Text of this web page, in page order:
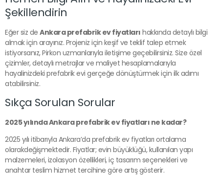
Şekillendirin
Eğer siz de Ankara prefabrik ev fiyatları hakkında detaylı bilgi
almak için arayınız. Projeniz için keşif ve teklif talep etmek
istiyorsanız, Pirkon uzmanlarıyla iletişime geçebilirsiniz. Size özel
çizimler, detaylı metrajlar ve maliyet hesaplamalarıyla
hayalinizdeki prefabrik evi gerçeğe dönüştürmek için ilk adımı
atabilirsiniz.
Sıkça Sorulan Sorular
2025 yılında Ankara prefabrik ev fiyatları ne kadar?
2025 yılı itibarıyla Ankara’da prefabrik ev fiyatları ortalama
olarakdeğişmektedir. Fiyatlar; evin büyüklüğü, kullanılan yapı
malzemeleri, izolasyon özellikleri, iç tasarım seçenekleri ve
anahtar teslim hizmet tercihine göre artış gösterir.